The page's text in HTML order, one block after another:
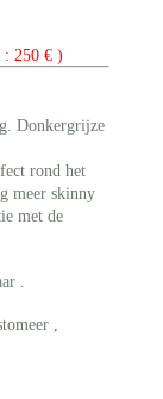
250 € )
Donkergrijze
rond het
meer skinny
met de
.
,